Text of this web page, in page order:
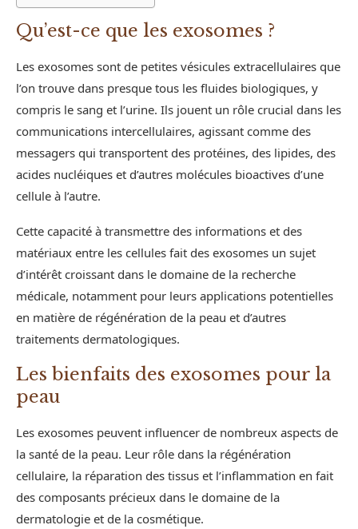
Qu’est-ce que les exosomes ?
Les exosomes sont de petites vésicules extracellulaires que
l’on trouve dans presque tous les fluides biologiques, y
compris le sang et l’urine. Ils jouent un rôle crucial dans les
communications intercellulaires, agissant comme des
messagers qui transportent des protéines, des lipides, des
acides nucléiques et d’autres molécules bioactives d’une
cellule à l’autre.
Cette capacité à transmettre des informations et des
matériaux entre les cellules fait des exosomes un sujet
d’intérêt croissant dans le domaine de la recherche
médicale, notamment pour leurs applications potentielles
en matière de régénération de la peau et d’autres
traitements dermatologiques.
Les bienfaits des exosomes pour la
peau
Les exosomes peuvent influencer de nombreux aspects de
la santé de la peau. Leur rôle dans la régénération
cellulaire, la réparation des tissus et l’inflammation en fait
des composants précieux dans le domaine de la
dermatologie et de la cosmétique.